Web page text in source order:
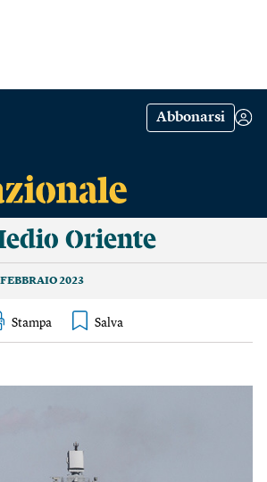
Abbonarsi
Oriente
2023
Stampa